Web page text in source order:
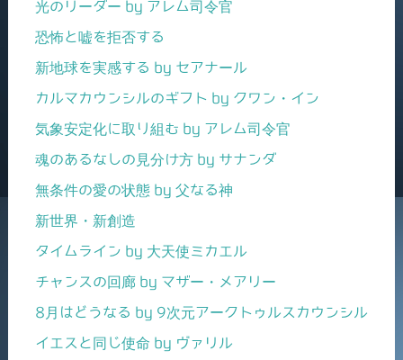
光のリーダー by アレム司令官
恐怖と嘘を拒否する
新地球を実感する by セアナール
カルマカウンシルのギフト by クワン・イン
気象安定化に取り組む by アレム司令官
魂のあるなしの見分け方 by サナンダ
無条件の愛の状態 by 父なる神
新世界・新創造
タイムライン by 大天使ミカエル
チャンスの回廊 by マザー・メアリー
8月はどうなる by 9次元アークトゥルスカウンシル
イエスと同じ使命 by ヴァリル